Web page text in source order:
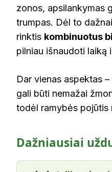
zonos, apsilankymas
trumpas. Dėl to
rinktis kombinuotus
pilniau išnaudoti laiką
Dar vienas aspektas
gali būti nemažai
todėl ramybės pojūtis
Dažniausiai